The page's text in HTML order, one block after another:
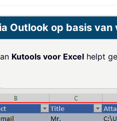
Outlook op basis
Kutools voor Excel helpt